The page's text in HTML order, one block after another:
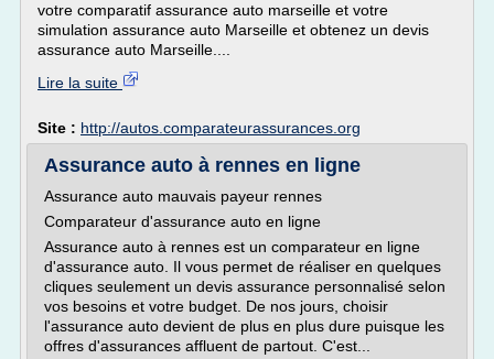
votre comparatif assurance auto marseille et votre
simulation assurance auto Marseille et obtenez un devis
assurance auto Marseille....
Lire la suite
Site : http://autos.comparateurassurances.org
Assurance auto à rennes en ligne
Assurance auto mauvais payeur rennes
Comparateur d'assurance auto en ligne
Assurance auto à rennes est un comparateur en ligne
d'assurance auto. Il vous permet de réaliser en quelques
cliques seulement un devis assurance personnalisé selon
vos besoins et votre budget. De nos jours, choisir
l'assurance auto devient de plus en plus dure puisque les
offres d'assurances affluent de partout. C'est...